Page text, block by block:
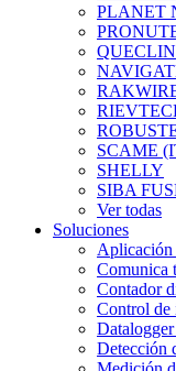
PLANET
SCAME
SHELLY
SIBA
Ver todas
Soluciones
Aplicación
Comunica
Contador
Control de
Detección